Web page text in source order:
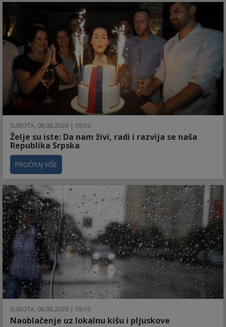
SUBOTA, 08.08.2026 | 09:50
Želje su iste: Da nam živi, radi i razvija se naša
Republika Srpska
PROČITAJ VIŠE
SUBOTA, 08.08.2026 | 09:10
Naoblačenje uz lokalnu kišu i pljuskove